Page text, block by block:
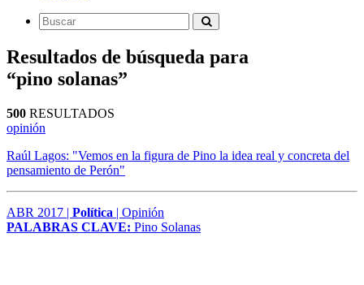
Resultados de búsqueda para
“pino solanas”
500 RESULTADOS
opinión
Raúl Lagos: "Vemos en la figura de Pino la idea real y concreta del
pensamiento de Perón"
ABR 2017 | Política | Opinión
PALABRAS CLAVE: Pino Solanas